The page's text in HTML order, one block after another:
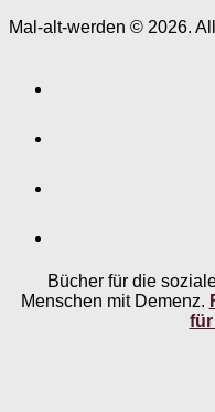
Mal-alt-werden © 2026.
Bücher für die
Menschen mit Demenz.
für